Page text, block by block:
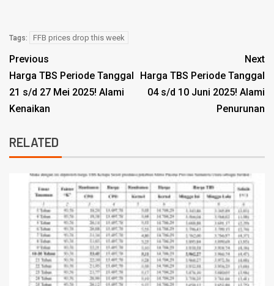
Tags: FFB prices drop this week
Previous
Harga TBS Periode Tanggal
21 s/d 27 Mei 2025! Alami
Kenaikan
Next
Harga TBS Periode Tanggal
04 s/d 10 Juni 2025! Alami
Penurunan
RELATED